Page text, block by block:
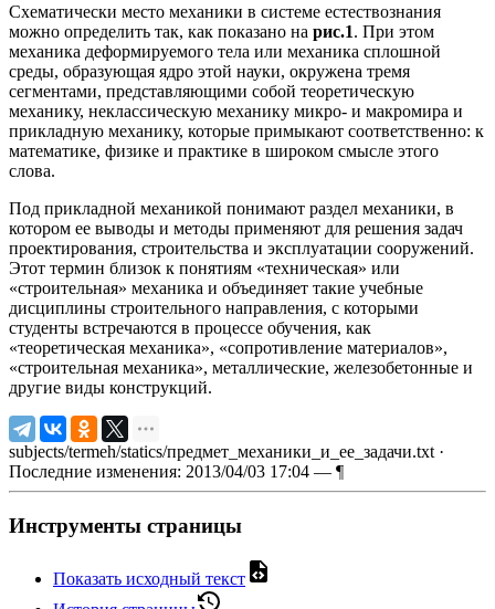
Схематически место механики в системе естествознания
можно определить так, как показано на рис.1. При этом
механика деформируемого тела или механика сплошной
среды, образующая ядро этой науки, окружена тремя
сегментами, представляющими собой теоретическую
механику, неклассическую механику микро- и макромира и
прикладную механику, которые примыкают соответственно: к
математике, физике и практике в широком смысле этого
слова.
Под прикладной механикой понимают раздел механики, в
котором ее выводы и методы применяют для решения задач
проектирования, строительства и эксплуатации сооружений.
Этот термин близок к понятиям «техническая» или
«строительная» механика и объединяет такие учебные
дисциплины строительного направления, с которыми
студенты встречаются в процессе обучения, как
«теоретическая механика», «сопротивление материалов»,
«строительная механика», металлические, железобетонные и
другие виды конструкций.
subjects/termeh/statics/предмет_механики_и_ее_задачи.txt ·
Последние изменения: 2013/04/03 17:04 — ¶
Инструменты страницы
Показать исходный текст